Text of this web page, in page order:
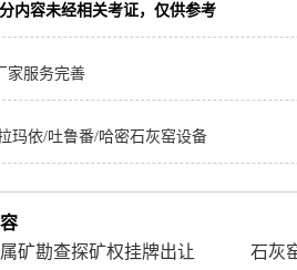
内容未经相关考证，仅供参考
家服务完善
玛依/吐鲁番/哈密石灰窑设备
矿勘查探矿权挂牌出让
石灰